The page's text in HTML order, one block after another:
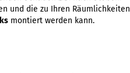
und die zu Ihren Räumlichkeiten
montiert werden kann.